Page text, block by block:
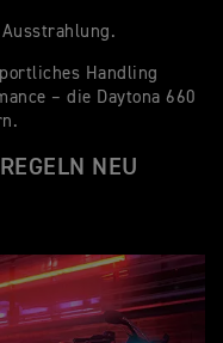
Handling
– die Daytona 660
NEU